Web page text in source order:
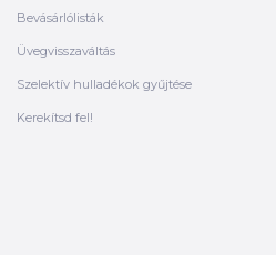
Bevásárlólisták
Üvegvisszaváltás
Szelektív hulladékok gyűjtése
Kerekítsd fel!